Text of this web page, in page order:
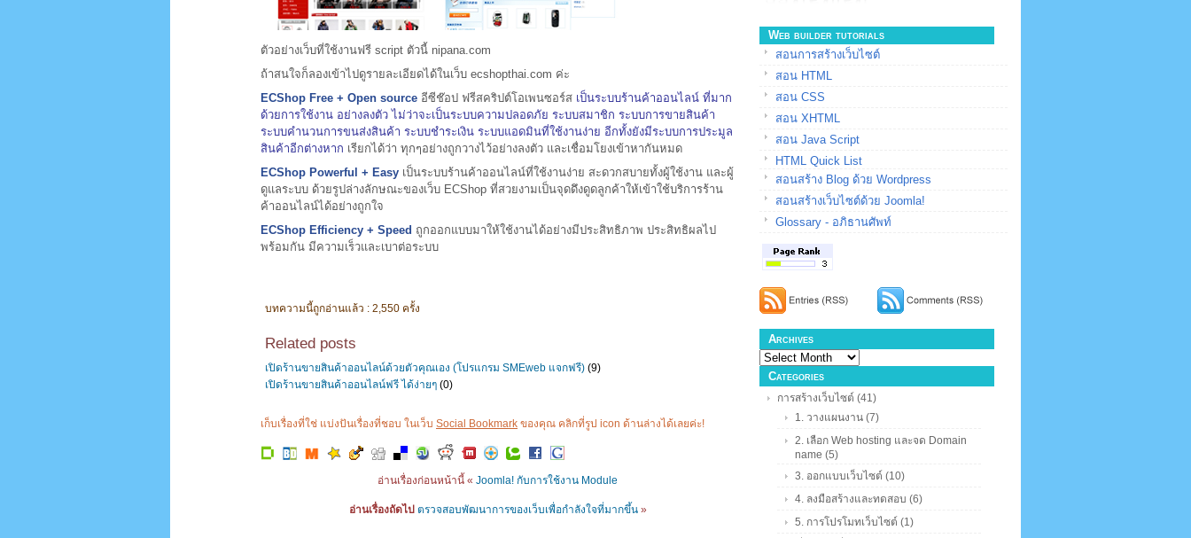
ตัวอย่างเว็บที่ใช้งานฟรี script ตัวนี้ nipana.com
ถ้าสนใจก็ลองเข้าไปดูรายละเอียดได้ในเว็บ ecshopthai.com ค่ะ
ECShop Free + Open source อีซีช๊อป ฟรีสคริปต์โอเพนซอร์ส เป็นระบบร้านค้าออนไลน์ ที่มาก
ด้วยการใช้งาน อย่างลงตัว ไม่ว่าจะเป็นระบบความปลอดภัย ระบบสมาชิก ระบบการขายสินค้า
ระบบคำนวนการขนส่งสินค้า ระบบชำระเงิน ระบบแอดมินที่ใช้งานง่าย อีกทั้งยังมีระบบการประมูล
สินค้าอีกต่างหาก เรียกได้ว่า ทุกๆอย่างถูกวางไว้อย่างลงตัว และเชื่อมโยงเข้าหากันหมด
ECShop Powerful + Easy เป็นระบบร้านค้าออนไลน์ที่ใช้งานง่าย สะดวกสบายทั้งผู้ใช้งาน และผู้
ดูแลระบบ ด้วยรูปล่างลักษณะของเว็บ ECShop ที่สวยงามเป็นจุดดึงดูดลูกค้าให้เข้าใช้บริการร้าน
ค้าออนไลน์ได้อย่างถูกใจ
ECShop Efficiency + Speed ถูกออกแบบมาให้ใช้งานได้อย่างมีประสิทธิภาพ ประสิทธิผลไป
พร้อมกัน มีความเร็วและเบาต่อระบบ
บทความนี้ถูกอ่านแล้ว : 2,550 ครั้ง
Related posts
เปิดร้านขายสินค้าออนไลน์ด้วยตัวคุณเอง (โปรแกรม SMEweb แจกฟรี) (9)
เปิดร้านขายสินค้าออนไลน์ฟรี ได้ง่ายๆ (0)
เก็บเรื่องที่ใช่ แบ่งปันเรื่องที่ชอบ ในเว็บ Social Bookmark ของคุณ คลิกที่รูป icon ด้านล่างได้เลยค่ะ!
อ่านเรื่องก่อนหน้านี้ « Joomla! กับการใช้งาน Module
อ่านเรื่องถัดไป ตรวจสอบพัฒนาการของเว็บเพื่อกำลังใจที่มากขึ้น»
Web builder tutorials
สอนการสร้างเว็บไซต์
สอน HTML
สอน CSS
สอน XHTML
สอน Java Script
HTML Quick List
สอนสร้าง Blog ด้วย Wordpress
สอนสร้างเว็บไซต์ด้วย Joomla!
Glossary - อภิธานศัพท์
Archives
Categories
การสร้างเว็บไซต์ (41)
1. วางแผนงาน (7)
2. เลือก Web hosting และจด Domain
name (5)
3. ออกแบบเว็บไซต์ (10)
4. ลงมือสร้างและทดสอบ (6)
5. การโปรโมทเว็บไซต์ (1)